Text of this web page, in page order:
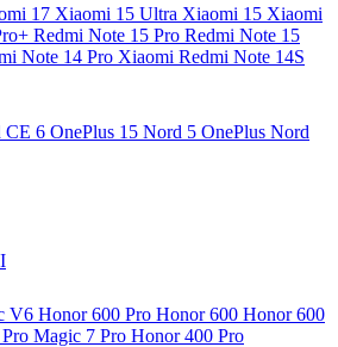
17 Xiaomi 15 Ultra Xiaomi 15 Xiaomi
Redmi Note 15 Pro Redmi Note 15
Note 14 Pro Xiaomi Redmi Note 14S
CE 6 OnePlus 15 Nord 5 OnePlus Nord
V6 Honor 600 Pro Honor 600 Honor 600
Magic 7 Pro Honor 400 Pro